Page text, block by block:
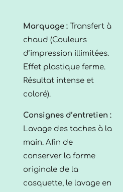
Marquage : Transfert à
chaud (Couleurs
d’impression illimitées.
Effet plastique ferme.
Résultat intense et
coloré).
Consignes d’entretien :
Lavage des taches à la
main. Afin de
conserver la forme
originale de la
casquette, le lavage en